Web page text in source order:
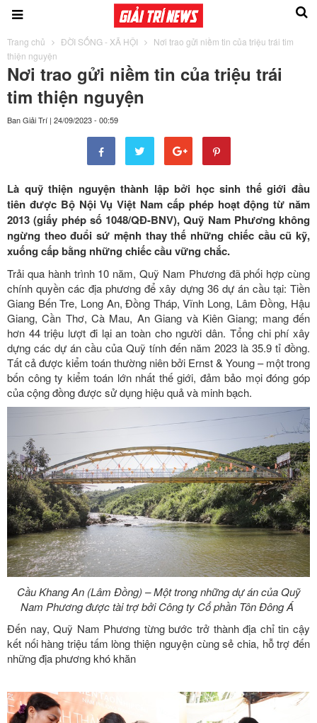
Trang chủ ĐỜI SỐNG - XÃ HỘI
Nơi trao gửi niềm tin của triệu trái tim
thiện nguyện
Nơi trao gửi niềm tin của triệu trái
tim thiện nguyện
Ban Giải Trí | 24/09/2023 - 00:59
Là quỹ thiện nguyện thành lập bởi học sinh thế giới đầu
tiên được Bộ Nội Vụ Việt Nam cấp phép hoạt động từ năm
2013 (giấy phép số 1048/QĐ-BNV), Quỹ Nam Phương không
ngừng theo đuổi sứ mệnh thay thế những chiếc cầu cũ kỹ,
xuống cấp bằng những chiếc cầu vững chắc.
Trải qua hành trình 10 năm, Quỹ Nam Phương đã phối hợp cùng
chính quyền các địa phương để xây dựng 36 dự án cầu tại: Tiền
Giang Bến Tre, Long An, Đồng Tháp, Vĩnh Long, Lâm Đồng, Hậu
Giang, Cần Thơ, Cà Mau, An Giang và Kiên Giang; mang đến
hơn 44 triệu lượt đi lại an toàn cho người dân. Tổng chi phí xây
dựng các dự án cầu của Quỹ tính đến năm 2023 là 35.9 tỉ đồng.
Tất cả được kiểm toán thường niên bởi Ernst & Young – một trong
bốn công ty kiểm toán lớn nhất thế giới, đảm bảo mọi đóng góp
của cộng đồng được sử dụng hiệu quả và minh bạch.
Cầu Khang An (Lâm Đồng) – Một trong những dự án của Quỹ
Nam Phương được tài trợ bởi Công ty Cổ phần Tôn Đông Á
Đến nay, Quỹ Nam Phương từng bước trở thành địa chỉ tin cậy
kết nối hàng triệu tấm lòng thiện nguyện cùng sẻ chia, hỗ trợ đến
những địa phương khó khăn